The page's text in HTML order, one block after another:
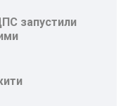
запустили